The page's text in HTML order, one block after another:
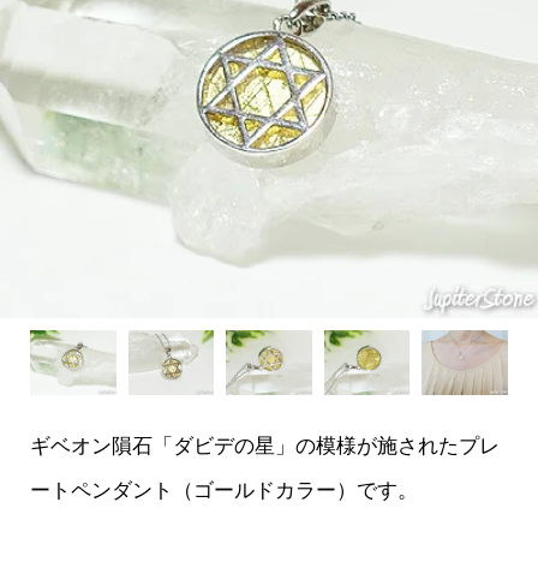
ギベオン隕石「ダビデの星」の模様が施されたプレ
ートペンダント（ゴールドカラー）です。